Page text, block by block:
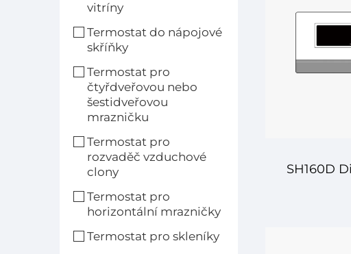
vitríny
Termostat do nápojové
skříňky
Termostat pro
čtyřdveřovou nebo
šestidveřovou
mrazničku
Termostat pro
rozvaděč vzduchové
clony
Termostat pro
horizontální mrazničky
Termostat pro skleníky
SH160D